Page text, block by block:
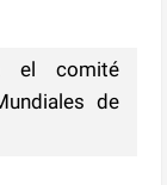
el comité
de